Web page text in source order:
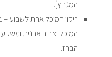
המגהץ).
ריקון המיכל אחת לשבוע
המיכל יצבור אבנית
הברז.